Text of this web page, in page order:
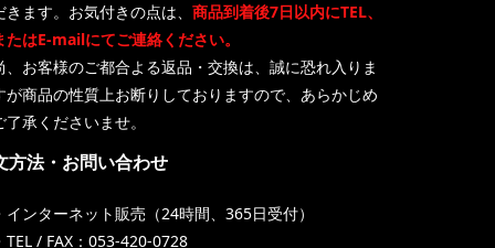
きます。お気付きの点は、 商品到着後7日以内にTEL、
たはE-mailにてご連絡ください。
、お客様のご都合よる返品・交換は、誠に恐れ入りま
が商品の性質上お断りしておりますので、あらかじめ
了承くださいませ。
方法・お問い合わせ
インターネット販売（24時間、365日受付）
TEL / FAX：053-420-0728